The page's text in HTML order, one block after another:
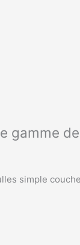
gamme
simple